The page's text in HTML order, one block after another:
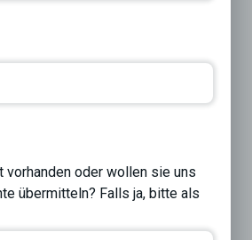
oder wollen sie uns
übermitteln? Falls ja, bitte als